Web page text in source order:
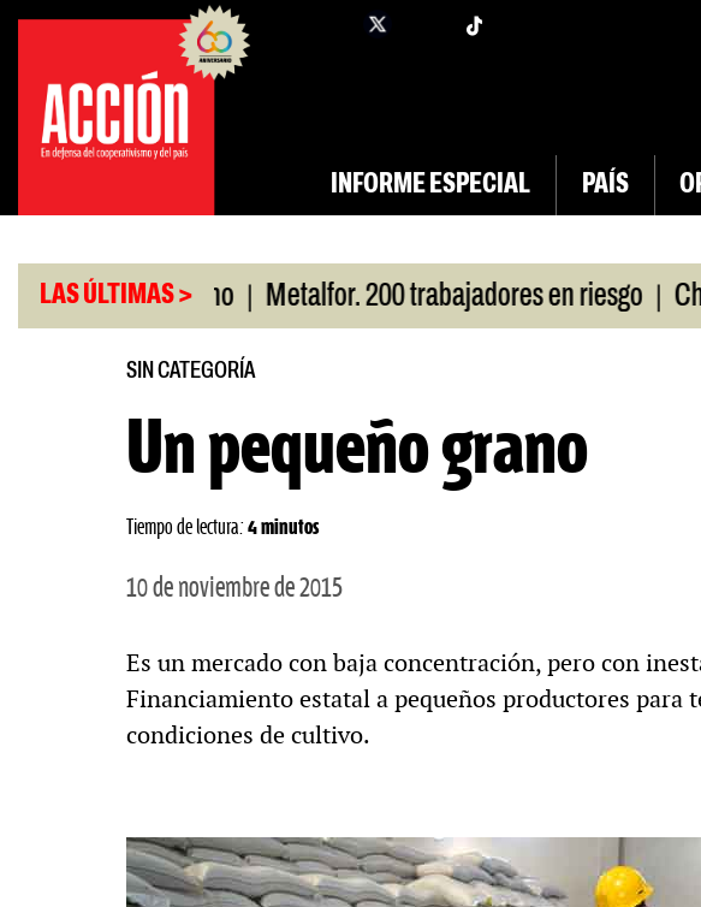
Saltar
contenido
facebook
INFORME ESPECIAL PAÍS
LAS ÚLTIMAS >
San Cayetano | Metalfor. 200 trabajadores en riesgo | China
SIN CATEGORÍA
Un pequeño grano
Tiempo de lectura: 4 minutos
10 de noviembre de 2015
Es un mercado con baja concentración, pero con
Financiamiento estatal a pequeños productores para
condiciones de cultivo.